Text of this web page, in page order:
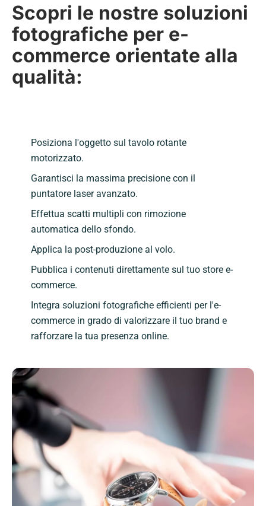
Scopri le nostre soluzioni
fotografiche per e-
commerce orientate alla
qualità:
Posiziona l'oggetto sul tavolo rotante
motorizzato.
Garantisci la massima precisione con il
puntatore laser avanzato.
Effettua scatti multipli con rimozione
automatica dello sfondo.
Applica la post-produzione al volo.
Pubblica i contenuti direttamente sul tuo store e-
commerce.
Integra soluzioni fotografiche efficienti per l'e-
commerce in grado di valorizzare il tuo brand e
rafforzare la tua presenza online.